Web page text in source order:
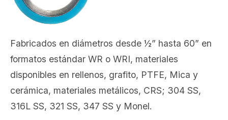
Fabricados en diámetros desde ½” hasta 60” en
formatos estándar WR o WRI, materiales
disponibles en rellenos, grafito, PTFE, Mica y
cerámica, materiales metálicos, CRS; 304 SS,
316L SS, 321 SS, 347 SS y Monel.